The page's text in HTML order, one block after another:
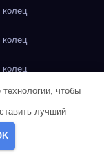
чтобы
лучший